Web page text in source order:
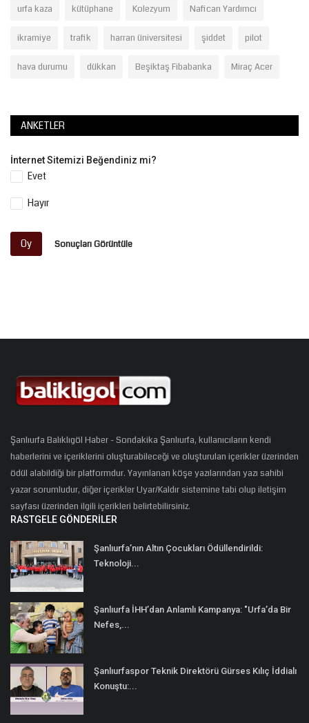
urfa kaza kütüphane Kolezyum Nafican Yardımcı
ikramiye trafik harran üniversitesi şiddet pilot
hava durumu dükkan Beşiktaş Fibabanka Miraç Acer
ANKETLER
İnternet Sitemizi Beğendiniz mi?
Evet
Hayır
Oy Sonuçları Görüntüle
Şanlıurfa Balıklıgöl Haber - Sondakika Şanlıurfa, kullanıcıların kendi
haberlerini ve içeriklerini oluşturabileceği ve oluşturulan içerikler üzerinden
ödül alabildiği bir platformdur. Yayınlanan köşe yazılarından yazı sahibi
yazar sorumludur, diğer içerikler Uyar/Kaldır sistemine tabi olup iletişim
sayfası üzerinden ilgili içerikleri belirtebilirsiniz.
RASTGELE GÖNDERILER
Şanlıurfa’nın Altın Çocukları Ödüllendirildi:
Teknoloji...
Şanlıurfa İHH’dan Anlamlı Kampanya: "Urfa’da Bir
Nefes,...
Şanlıurfaspor Teknik Direktörü Gürses Kılıç İddialı
Konuştu:...